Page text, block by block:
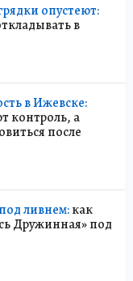
опустеют:
в
в Ижевске:
контроль, а
после
ливнем:как
Дружинная» под